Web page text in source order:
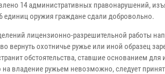
14 административных правонарушений,
единиц оружия граждане сдали добровольно.
лицензионно-разрешительной работы
вернуть охотничье ружье или иной образец
обстоятельства, ставшие основанием для
на владение ружьем невозможно, следует